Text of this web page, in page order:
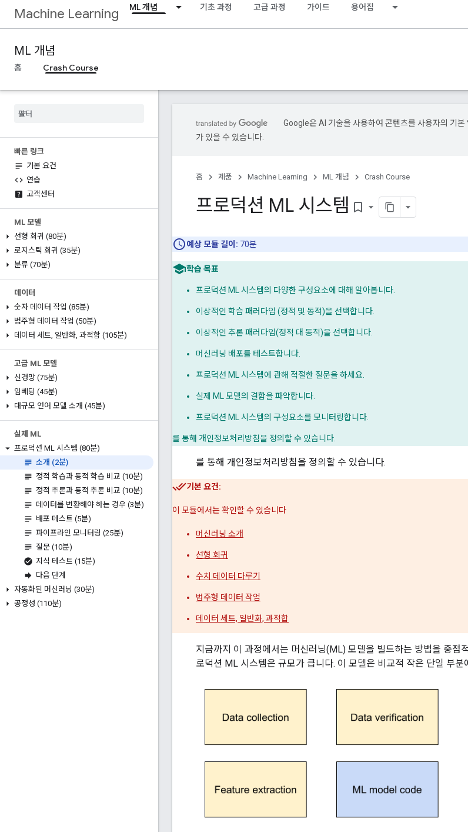
Machine Learning ML 개념 기초 과정 고급 과정 가이드 용어집
ML 개념
홈 Crash Course
빠른 링크
기본 요건
연습
고객센터
ML 모델
선형 회귀 (80분)
로지스틱 회귀 (35분)
분류 (70분)
데이터
숫자 데이터 작업 (85분)
범주형 데이터 작업 (50분)
데이터 세트, 일반화, 과적합 (105분)
고급 ML 모델
신경망 (75분)
임베딩 (45분)
대규모 언어 모델 소개 (45분)
실제 ML
프로덕션 ML 시스템 (80분)
소개 (2분)
정적 학습과 동적 학습 비교 (10분)
정적 추론과 동적 추론 비교 (10분)
데이터를 변환해야 하는 경우 (3분)
배포 테스트 (5분)
파이프라인 모니터링 (25분)
질문 (10분)
지식 테스트 (15분)
다음 단계
자동화된 머신러닝 (30분)
공정성 (110분)
Google은 AI 기술을 사용하여 콘텐츠를 사용자의 기
가 있을 수 있습니다.
홈 제품 Machine Learning ML 개념 Crash Course
프로덕션 ML 시스템 bookmark_border
예상 모듈 길이: 70분
학습 목표
프로덕션 ML 시스템의 다양한 구성요소에 대해 알아봅니다.
이상적인 학습 패러다임 (정적 및 동적)을 선택합니다.
이상적인 추론 패러다임(정적 대 동적)을 선택합니다.
머신러닝 배포를 테스트합니다.
프로덕션 ML 시스템에 관해 적절한 질문을 하세요.
실제 ML 모델의 결함을 파악합니다.
프로덕션 ML 시스템의 구성요소를 모니터링합니다.
를 통해 개인정보처리방침을 정의할 수 있습니다.
를 통해 개인정보처리방침을 정의할 수 있습니다.
기본 요건:
이 모듈에서는 확인할 수 있습니다
머신러닝 소개
선형 회귀
수치 데이터 다루기
범주형 데이터 작업
데이터 세트, 일반화, 과적합
지금까지 이 과정에서는 머신러닝(ML) 모델을 빌드하는 방법을 중점
로덕션 ML 시스템은 규모가 큽니다. 이 모델은 비교적 작은 단일 부분